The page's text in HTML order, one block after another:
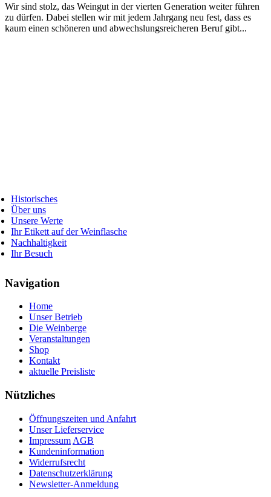
Wir sind stolz, das Weingut in der vierten Generation weiter führen
zu dürfen. Dabei stellen wir mit jedem Jahrgang neu fest, dass es
kaum einen schöneren und abwechslungsreicheren Beruf gibt...
Historisches
Über uns
Unsere Werte
Ihr Etikett auf der Weinflasche
Nachhaltigkeit
Ihr Besuch
Navigation
Home
Unser Betrieb
Die Weinberge
Veranstaltungen
Shop
Kontakt
aktuelle Preisliste
Nützliches
Öffnungszeiten und Anfahrt
Unser Lieferservice
Impressum AGB
Kundeninformation
Widerrufsrecht
Datenschutzerklärung
Newsletter-Anmeldung